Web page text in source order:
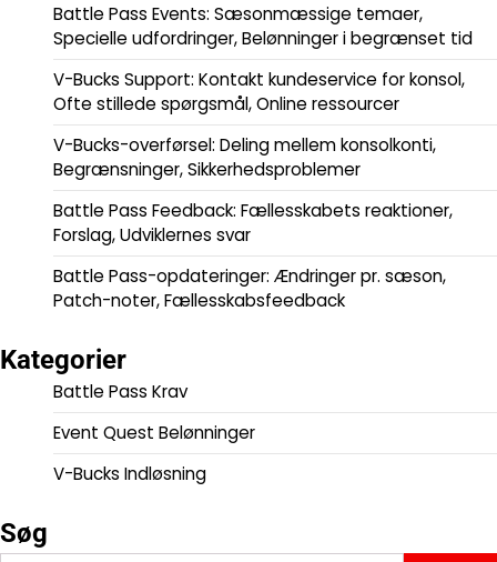
Battle Pass Events: Sæsonmæssige temaer,
Specielle udfordringer, Belønninger i begrænset tid
V-Bucks Support: Kontakt kundeservice for konsol,
Ofte stillede spørgsmål, Online ressourcer
V-Bucks-overførsel: Deling mellem konsolkonti,
Begrænsninger, Sikkerhedsproblemer
Battle Pass Feedback: Fællesskabets reaktioner,
Forslag, Udviklernes svar
Battle Pass-opdateringer: Ændringer pr. sæson,
Patch-noter, Fællesskabsfeedback
Kategorier
Battle Pass Krav
Event Quest Belønninger
V-Bucks Indløsning
Søg